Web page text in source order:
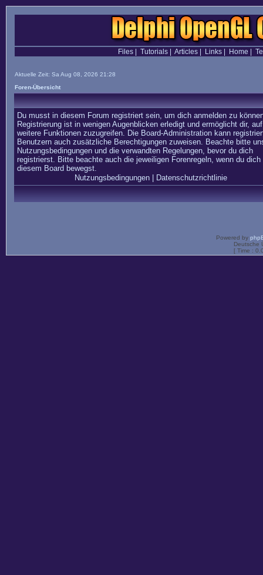
Files| Tutorials| Articles| Links| Home
Aktuelle Zeit: Sa Aug 08, 2026 21:28
Foren-Übersicht
Du musst in diesem Forum registriert sein, um dich anmelden zu
Registrierung ist in wenigen Augenblicken erledigt und ermöglicht dir, auf
weitere Funktionen zuzugreifen. Die Board-Administration kann
Benutzern auch zusätzliche Berechtigungen zuweisen. Beachte bitte
Nutzungsbedingungen und die verwandten Regelungen, bevor du dich
registrierst. Bitte beachte auch die jeweiligen Forenregeln, wenn du dich
diesem Board bewegst.
Nutzungsbedingungen| Datenschutzrichtlinie
Powered by
Deutsche
[ Time :